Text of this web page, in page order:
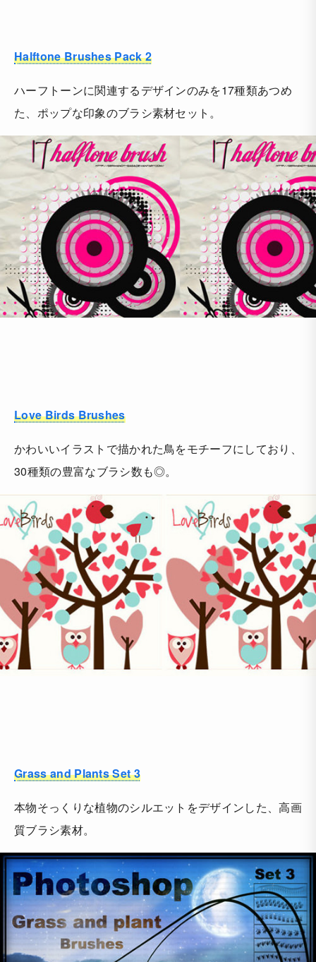
Halftone Brushes Pack 2
ハーフトーンに関連するデザインのみを17種類あつめ
た、ポップな印象のブラシ素材セット。
Love Birds Brushes
かわいいイラストで描かれた鳥をモチーフにしており、
30種類の豊富なブラシ数も◎。
Grass and Plants Set 3
本物そっくりな植物のシルエットをデザインした、高画
質ブラシ素材。